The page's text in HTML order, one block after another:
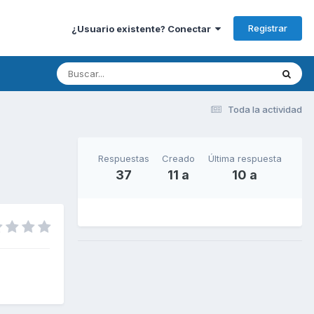
¿Usuario existente? Conectar Registrar
Toda la actividad
Respuestas
37
Creado
11 a
Última respuesta
10 a